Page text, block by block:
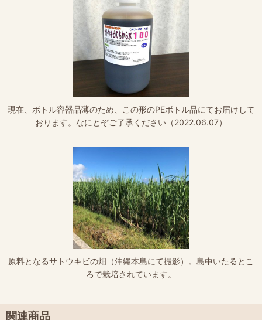
現在、ボトル容器品薄のため、この形のPEボトル品にてお届けして
おります。なにとぞご了承ください（2022.06.07）
原料となるサトウキビの畑（沖縄本島にて撮影）。島中いたるとこ
ろで栽培されています。
関連商品